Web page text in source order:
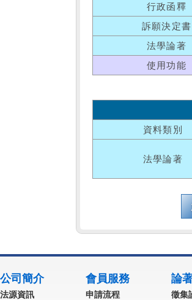
行政函釋
訴願決定書
法學論著
使用功能
資料類別
法學論著
公司簡介
法源資訊
會員服務
申請流程
論
徵集